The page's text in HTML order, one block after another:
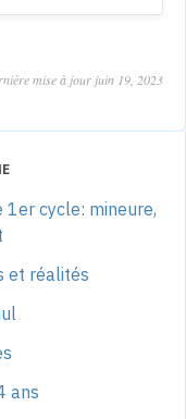
mise à jour juin 19, 2023
cycle: mineure,
et réalités
ans